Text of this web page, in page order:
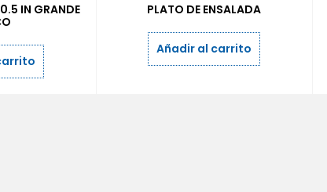
IN GRANDE
PLATO DE ENSALADA
Añadir al carrito